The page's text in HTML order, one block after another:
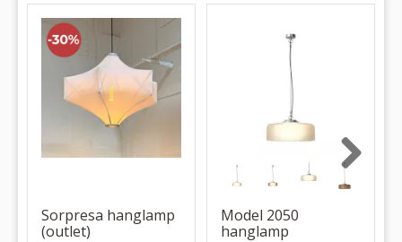
Sorpresa hanglamp
(outlet)
Model 2050
hanglamp